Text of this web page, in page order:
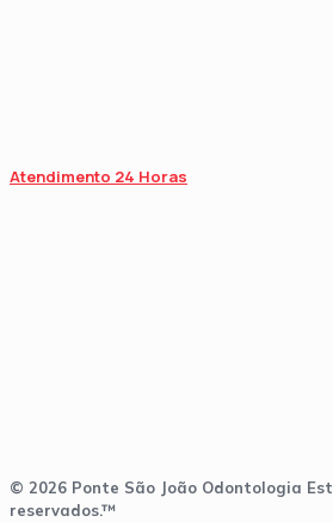
Atendimento 24 Horas
© 2026 Ponte São João Odontologia
reservados.™